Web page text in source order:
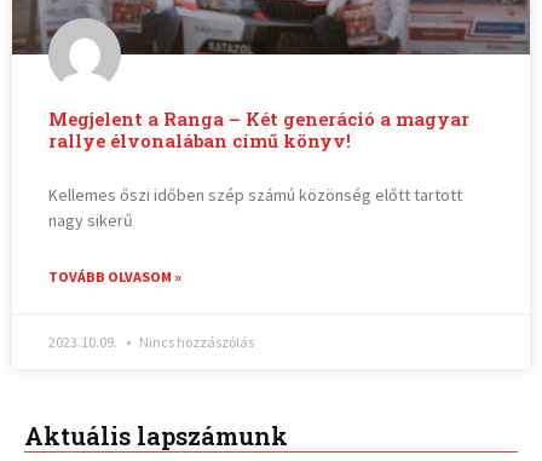
Megjelent a Ranga – Két generáció a magyar
rallye élvonalában című könyv!
Kellemes őszi időben szép számú közönség előtt tartott
nagy sikerű
TOVÁBB OLVASOM »
2023.10.09. Nincs hozzászólás
Aktuális lapszámunk